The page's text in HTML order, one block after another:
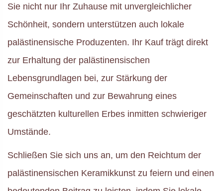
Sie nicht nur Ihr Zuhause mit unvergleichlicher
Schönheit, sondern unterstützen auch lokale
palästinensische Produzenten. Ihr Kauf trägt direkt
zur Erhaltung der palästinensischen
Lebensgrundlagen bei, zur Stärkung der
Gemeinschaften und zur Bewahrung eines
geschätzten kulturellen Erbes inmitten schwieriger
Umstände.
Schließen Sie sich uns an, um den Reichtum der
palästinensischen Keramikkunst zu feiern und einen